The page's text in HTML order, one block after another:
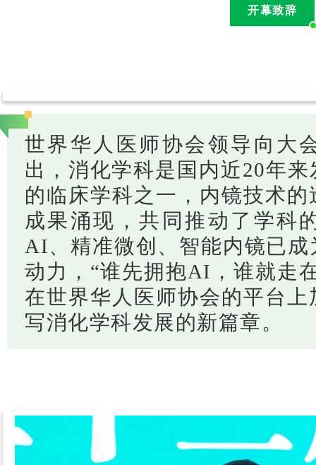
开幕致辞
世界华人医师协会领导向大
出，消化学科是国内近20年
的临床学科之一，内镜技术
成果涌现，共同推动了学科
AI、精准微创、智能内镜已
动力，“谁先拥抱AI，谁就走
在世界华人医师协会的平台
写消化学科发展的新篇章。